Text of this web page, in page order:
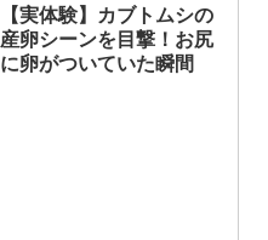
【実体験】カブトムシの
産卵シーンを目撃！お尻
に卵がついていた瞬間